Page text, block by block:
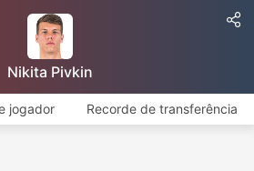
Nikita Pivkin
jogador Recorde de transferência